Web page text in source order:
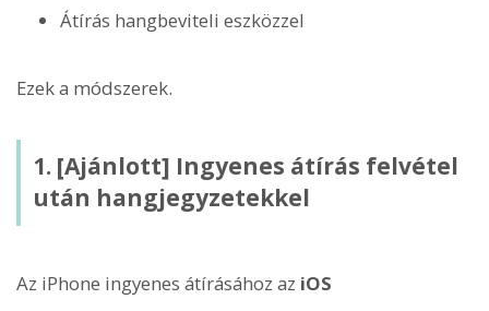
Átírás hangbeviteli eszközzel
Ezek a módszerek.
1. [Ajánlott] Ingyenes átírás felvétel
után hangjegyzetekkel
Az iPhone ingyenes átírásához az iOS